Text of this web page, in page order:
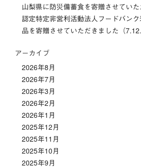
山梨県に防災備蓄食を寄贈させてい
認定特定非営利活動法人フードバン
品を寄贈させていただきました（
アーカイブ
2026年8月
2026年7月
2026年3月
2026年2月
2026年1月
2025年12月
2025年11月
2025年10月
2025年9月